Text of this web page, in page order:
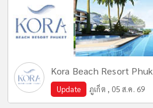
Kora Beach Resort
Update ภูเก็ต , 05 ส.ค. 69